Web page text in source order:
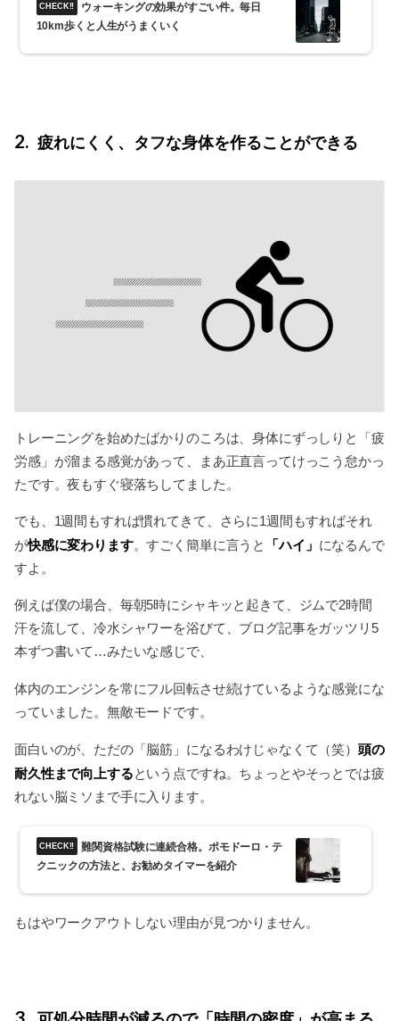
ウォーキングの効果がすごい件。毎日
10km歩くと人生がうまくいく
2 疲れにくく、タフな身体を作ることができる
トレーニングを始めたばかりのころは、身体にずっしりと「疲
労感」が溜まる感覚があって、まあ正直言ってけっこう怠かっ
たです。夜もすぐ寝落ちしてました。
でも、1週間もすれば慣れてきて、さらに1週間もすればそれ
が快感に変わります。すごく簡単に言うと 「ハイ」 になるんで
すよ。
例えば僕の場合、毎朝5時にシャキッと起きて、ジムで2時間
汗を流して、冷水シャワーを浴びて、ブログ記事をガッツリ5
本ずつ書いて…みたいな感じで、
体内のエンジンを常にフル回転させ続けているような感覚にな
っていました。無敵モードです。
面白いのが、ただの「脳筋」になるわけじゃなくて（笑）頭の
耐久性まで向上するという点ですね。ちょっとやそっとでは疲
れない脳ミソまで手に入ります。
難関資格試験に連続合格。ポモドーロ・テ
クニックの方法と、お勧めタイマーを紹介
もはやワークアウトしない理由が見つかりません。